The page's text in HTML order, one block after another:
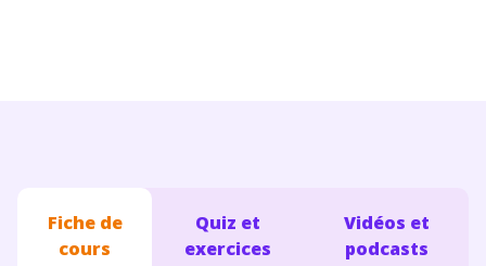
Fiche de
cours
Quiz et
exercices
Vidéos et
podcasts